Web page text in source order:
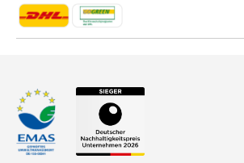
Zahlungsmethoden
Zahlungsmethoden